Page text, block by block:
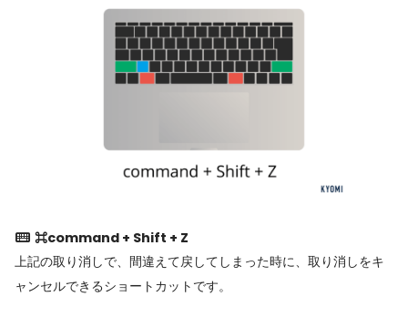
⌘command + Shift + Z
上記の取り消しで、間違えて戻してしまった時に、取り消しをキ
ャンセルできるショートカットです。